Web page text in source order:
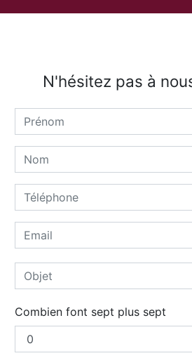
N'hésitez pas à
Combien font sept plus sept